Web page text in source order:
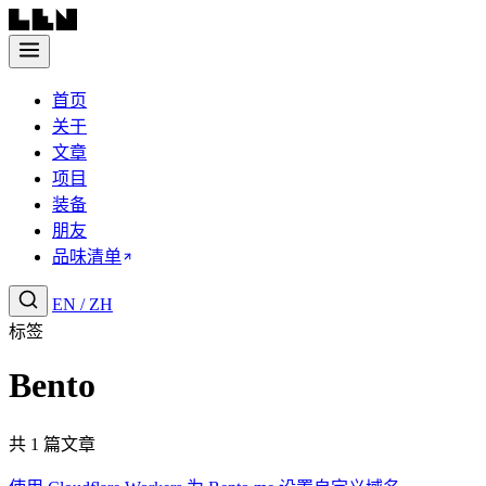
首页
关于
文章
项目
装备
朋友
品味清单
EN / ZH
标签
Bento
共 1 篇文章